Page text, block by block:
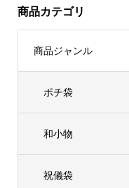
商品カテゴリ
商品ジャンル
ポチ袋
和小物
祝儀袋